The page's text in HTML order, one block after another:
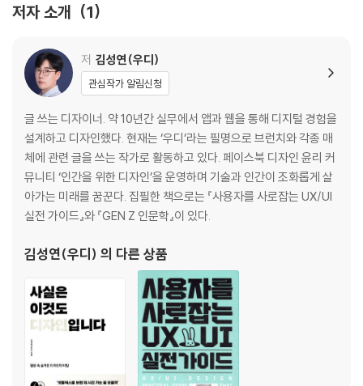
은밀한 제2의 학교 폭력 : 사이버불링
‘아니면 말고’에 절망하는 사람들: 가짜 뉴스의 그림자
Chapter 3 매일 더 완벽히 디자인되는 우리들의 세상
우리는 왜 SNS에 중독되는 걸까?
매일 쓰는 앱에 담긴 여덟 가지 심리학 법칙
매일 보는 인스타그램? 지루할 틈이 없어요 : 당겨서 새로고침과 슬롯 머
딱 10분만 보려고 했는데 벌써 2시간이 지났어! : 무한 스크롤과 무한 재생
Chapter 4 디자인으로 디지털 세상 읽기
시대의 흐름에 따라 변화하는 이모지 이야기
AI가 그린 그림이 미술대회에서 우승했다고?
다른 사람이 나의 집중력을 감시할 수 있다면?
왜 아무 기능도 없는 휴대폰을 출시할까?: 라이트폰
디지털 때문에 동물들이 위험해진다고?: 동물권 감수성
저자 소개 1
저 김성연(우디)
관심작가 알림신청
글 쓰는 디자이너. 약 10년간 실무에서 앱과 웹을 통해 디지털 경험을
설계하고 디자인했다. 현재는 ‘우디’라는 필명으로 브런치와 각종 매
체에 관련 글을 쓰는 작가로 활동하고 있다. 페이스북 디자인 윤리 커
뮤니티 ‘인간을 위한 디자인’을 운영하며 기술과 인간이 조화롭게 살
아가는 미래를 꿈꾼다. 집필한 책으로는 『사용자를 사로잡는 UX/UI
실전 가이드』와 『GEN Z 인문학』이 있다.
김성연(우디) 의 다른 상품